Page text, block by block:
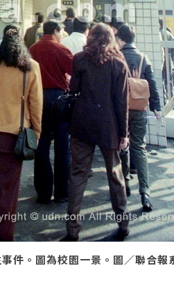
件。圖為校園一景。圖／聯合報